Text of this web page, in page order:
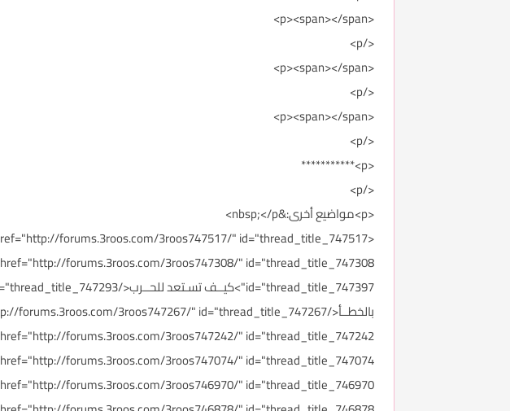
<p><span></span>
</p>
<p><span></span>
</p>
<p><span></span>
</p>
<p>***********
</p>
<p>مواضيع أخرى:&nbsp;</p>